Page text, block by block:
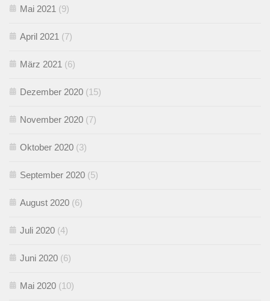
Mai 2021 (9)
April 2021 (7)
März 2021 (6)
Dezember 2020 (15)
November 2020 (7)
Oktober 2020 (3)
September 2020 (5)
August 2020 (6)
Juli 2020 (4)
Juni 2020 (6)
Mai 2020 (10)